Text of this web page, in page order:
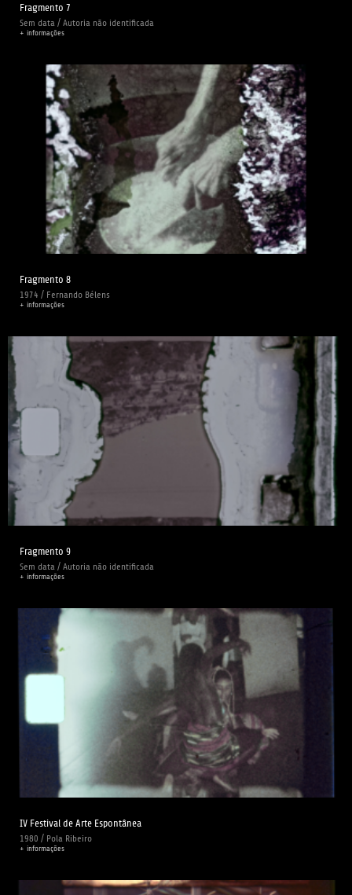
Fragmento 7
Sem data / Autoria não identificada
+ informações
Fragmento 8
1974 / Fernando Bélens
+ informações
Fragmento 9
Sem data / Autoria não identificada
+ informações
IV Festival de Arte Espontânea
1980 / Pola Ribeiro
+ informações